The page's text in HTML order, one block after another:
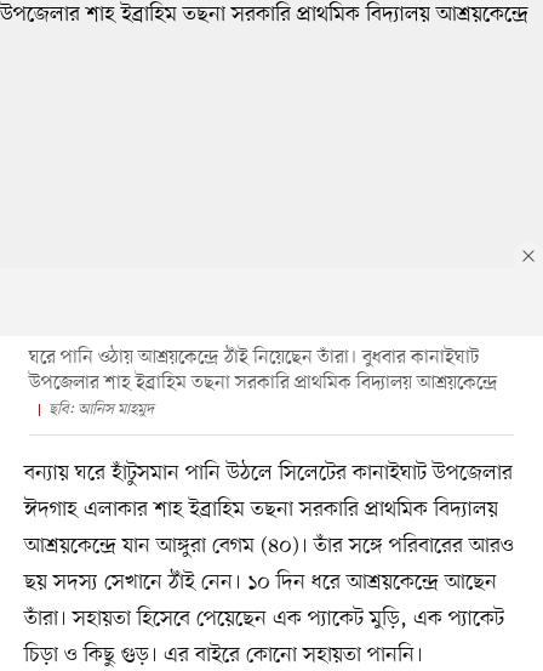
ঘরে পানি ওঠায় আশ্রয়কেন্দ্রে ঠাঁই নিয়েছেন তাঁরা। বুধবার কানাইঘাট
উপজেলার শাহ ইব্রাহিম তছনা সরকারি প্রাথমিক বিদ্যালয় আশ্রয়কেন্দ্রে
ছবি: আনিস মাহমুদ
বন্যায় ঘরে হাঁটুসমান পানি উঠলে সিলেটের কানাইঘাট উপজেলার
ঈদগাহ এলাকার শাহ ইব্রাহিম তছনা সরকারি প্রাথমিক বিদ্যালয়
আশ্রয়কেন্দ্রে যান আঙ্গুরা বেগম (৪০)। তাঁর সঙ্গে পরিবারের আরও
ছয় সদস্য সেখানে ঠাঁই নেন। ১০ দিন ধরে আশ্রয়কেন্দ্রে আছেন
তাঁরা। সহায়তা হিসেবে পেয়েছেন এক প্যাকেট মুড়ি, এক প্যাকেট
চিড়া ও কিছু গুড়। এর বাইরে কোনো সহায়তা পাননি।